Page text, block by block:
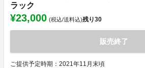
ラック
¥23,000 (税込/送料込)残り30
販売終了
ご提供予定時期：2021年11月末頃